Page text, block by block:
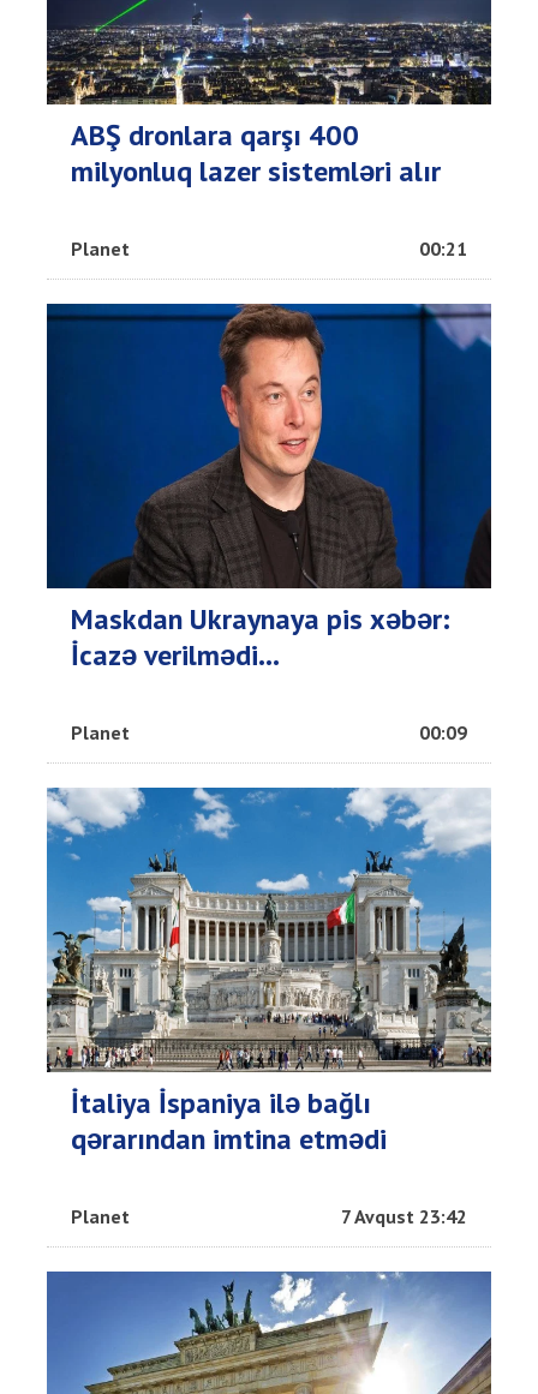
ABŞ dronlara qarşı 400
milyonluq lazer sistemləri alır
Planet 00:21
Maskdan Ukraynaya pis xəbər:
İcazə verilmədi...
Planet 00:09
İtaliya İspaniya ilə bağlı
qərarından imtina etmədi
Planet 7 Avqust 23:42